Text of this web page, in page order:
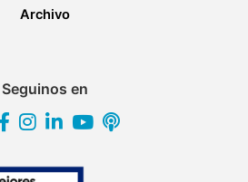
Archivo
Seguinos en